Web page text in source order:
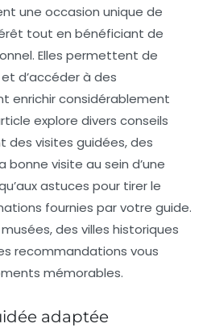
une occasion unique de
tout en bénéficiant de
Elles permettent de
d’accéder à des
enrichir considérablement
explore divers conseils
des visites guidées, des
visite au sein d’une
astuces pour tirer le
fournies par votre guide.
des villes historiques
recommandations vous
mémorables.
adaptée